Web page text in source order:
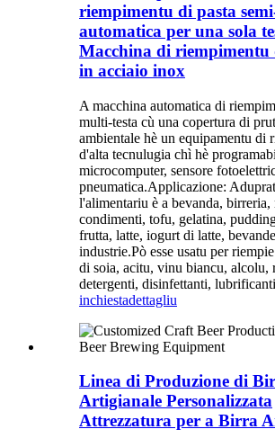
riempimentu di pasta
automatica per una sola
Macchina di
in acciaio inox
A macchina automatica di
multi-testa cù una copertura di
ambientale hè un equipamentu di
d'alta tecnulugia chì hè
microcomputer, sensore
pneumatica.Applicazione:
l'alimentariu è a bevanda, birreria,
condimenti, tofu, gelatina,
frutta, latte, iogurt di latte,
industrie.Pò esse usatu per
di soia, acitu, vinu biancu, alcolu,
detergenti, disinfettanti,
inchiestadettagliu
Linea di Produzione di
Artigianale Personalizzata
Attrezzatura per a Birra